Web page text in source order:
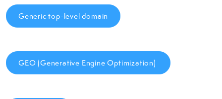
Generic top-level domain
GEO (Generative Engine Optimization)